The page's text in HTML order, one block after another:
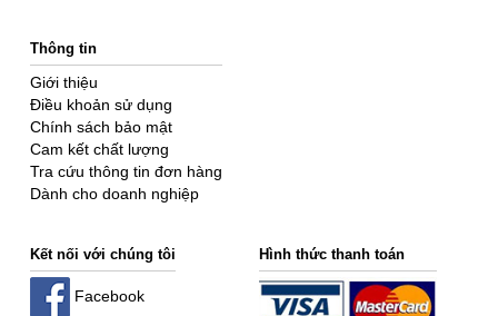
Thông tin
Giới thiệu
Điều khoản sử dụng
Chính sách bảo mật
Cam kết chất lượng
Tra cứu thông tin đơn hàng
Dành cho doanh nghiệp
Kết nối với chúng tôi
Facebook
Hình thức thanh toán